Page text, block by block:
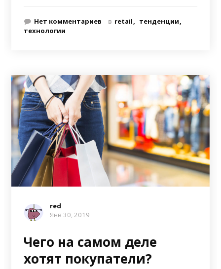
Нет комментариев в retail
тенденции
технологии
red
Янв 30, 2019
Чего на самом деле
хотят покупатели?